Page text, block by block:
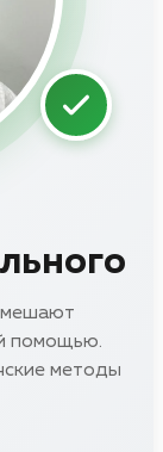
мешают
помощью.
методы